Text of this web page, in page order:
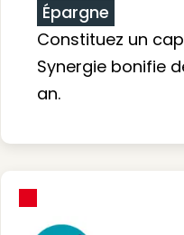
Épargne
Constituez un
Synergie bonifie
an.